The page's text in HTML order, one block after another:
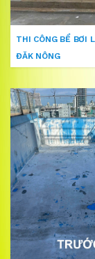
THI CÔNG BỂ BƠI
ĐĂK NÔNG